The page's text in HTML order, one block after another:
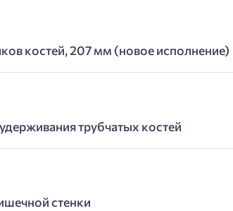
костей, 207 мм (новое исполнение)
трубчатых костей
стенки